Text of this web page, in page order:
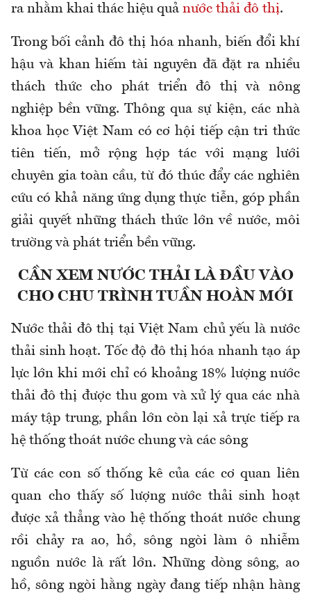
ra nhằm khai thác hiệu quả nước thải đô thị.
Trong bối cảnh đô thị hóa nhanh, biến đổi khí
hậu và khan hiếm tài nguyên đã đặt ra nhiều
thách thức cho phát triển đô thị và nông
nghiệp bền vững. Thông qua sự kiện, các nhà
khoa học Việt Nam có cơ hội tiếp cận tri thức
tiên tiến, mở rộng hợp tác với mạng lưới
chuyên gia toàn cầu, từ đó thúc đẩy các nghiên
cứu có khả năng ứng dụng thực tiễn, góp phần
giải quyết những thách thức lớn về nước, môi
trường và phát triển bền vững.
CẦN XEM NƯỚC THẢI LÀ ĐẦU VÀO
CHO CHU TRÌNH TUẦN HOÀN MỚI
Nước thải đô thị tại Việt Nam chủ yếu là nước
thải sinh hoạt. Tốc độ đô thị hóa nhanh tạo áp
lực lớn khi mới chỉ có khoảng 18% lượng nước
thải đô thị được thu gom và xử lý qua các nhà
máy tập trung, phần lớn còn lại xả trực tiếp ra
hệ thống thoát nước chung và các sông
Từ các con số thống kê của các cơ quan liên
quan cho thấy số lượng nước thải sinh hoạt
được xả thẳng vào hệ thống thoát nước chung
rồi chảy ra ao, hồ, sông ngòi làm ô nhiễm
nguồn nước là rất lớn. Những dòng sông, ao
hồ, sông ngòi hằng ngày đang tiếp nhận hàng